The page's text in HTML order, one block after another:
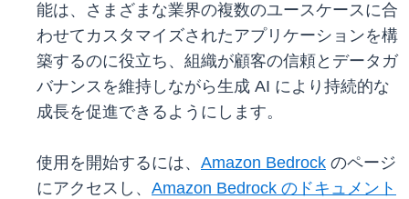
能は、さまざまな業界の複数のユースケースに合
わせてカスタマイズされたアプリケーションを構
築するのに役立ち、組織が顧客の信頼とデータガ
バナンスを維持しながら生成 AI により持続的な
成長を促進できるようにします。
使用を開始するには、 Amazon Bedrock のページ
にアクセスし、 Amazon Bedrock のドキュメント